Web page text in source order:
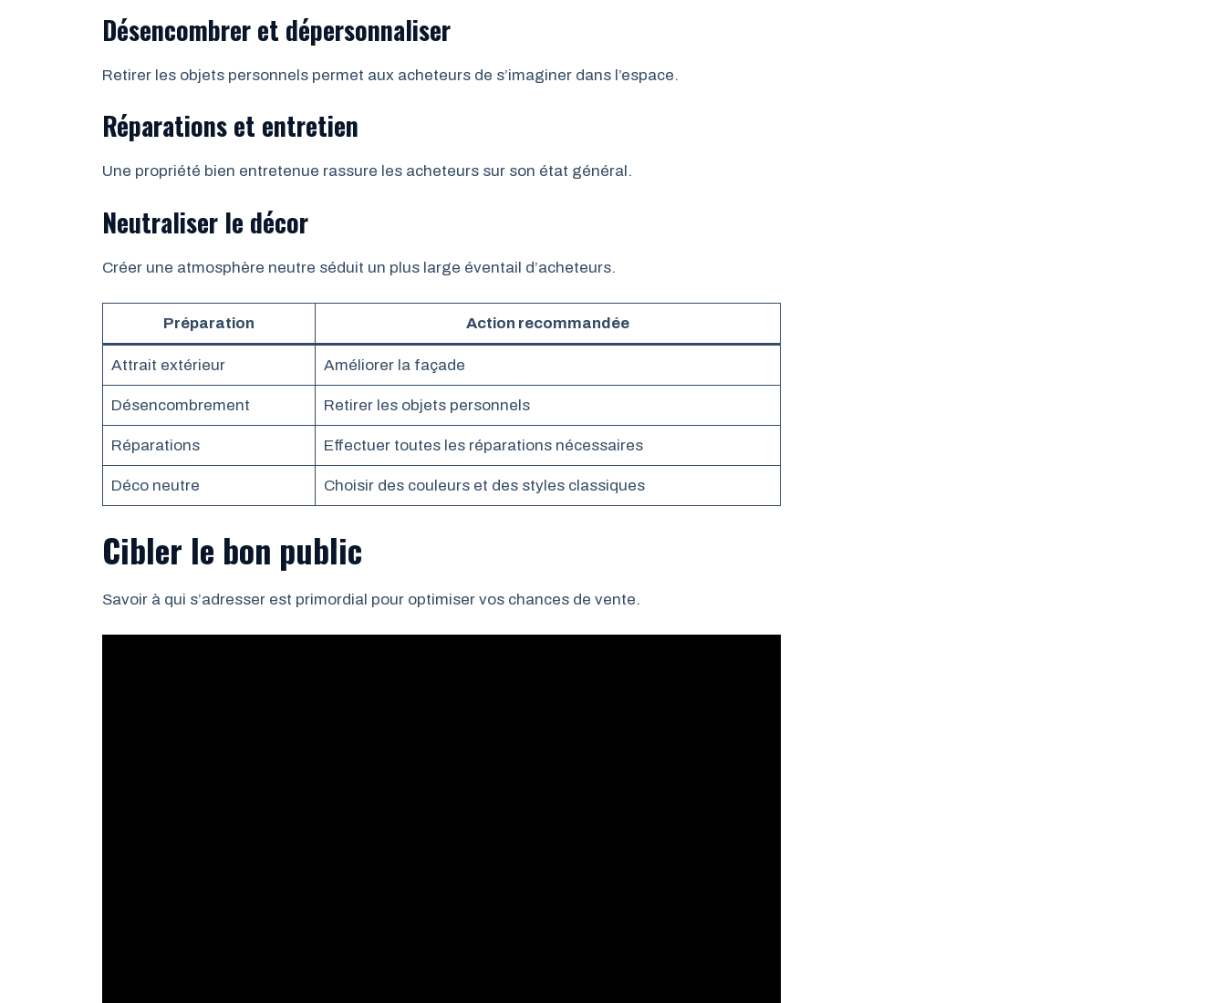
Désencombrer et dépersonnaliser
Retirer les objets personnels permet aux acheteurs de s’imaginer dans l’espace.
Réparations et entretien
Une propriété bien entretenue rassure les acheteurs sur son état général.
Neutraliser le décor
Créer une atmosphère neutre séduit un plus large éventail d’acheteurs.
Préparation Action recommandée
Attrait extérieur Améliorer la façade
Désencombrement Retirer les objets personnels
Réparations Effectuer toutes les réparations nécessaires
Déco neutre Choisir des couleurs et des styles classiques
Cibler le bon public
Savoir à qui s’adresser est primordial pour optimiser vos chances de vente.